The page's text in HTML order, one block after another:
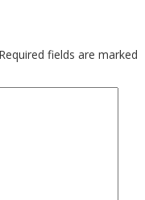
Required fields are marked